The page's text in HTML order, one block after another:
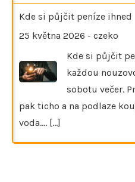
Kde si půjčit peníze ihned
25 května 2026 - czeko
Kde si půjčit
každou
sobotu večer.
pak ticho a na podlaze
voda.… [...]